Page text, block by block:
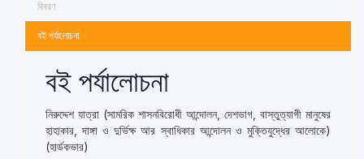
বিবরণ
বই পর্যালোচনা
বই পর্যালোচনা
নিরুদ্দেশ যাত্রা (সামরিক শাসনবিরােধী আন্দোলন, দেশভাগ, বাস্তুত্যাগী মানুষের
হাহাকার, দাঙ্গা ও দুর্ভিক্ষ আর স্বাধিকার আন্দোলন ও মুক্তিযুদ্ধের আলোকে)
(হার্ডকভার)